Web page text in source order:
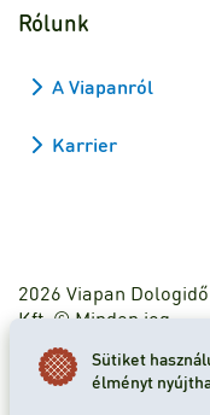
Rólunk
A Viapanról
Karrier
2026 Viapan Dologidő
Kft. © Minden jog
fenntartva.
Sütiket
élményt